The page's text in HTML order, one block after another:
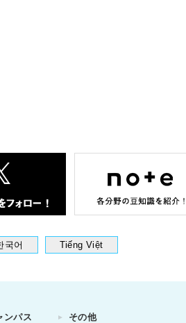
국어 Tiếng Việt
ンパス その他